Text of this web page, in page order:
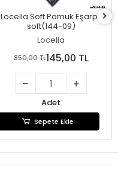
Locella Soft Pamuk Eşarp-
soft(144-09)
Locella
350,00 TL145,00 TL
Adet
Sepete Ekle